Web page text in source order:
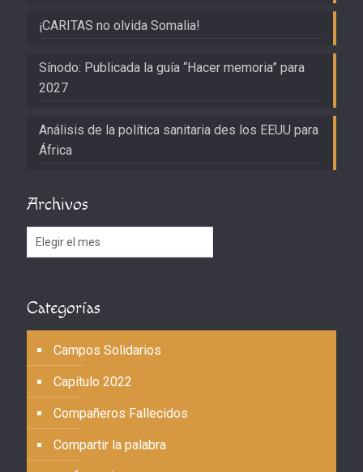
¡CARITAS no olvida Somalia!
Sínodo: Publicada la guía “Hacer memoria” para
2027
Análisis de la política sanitaria des los EEUU para
África
Archivos
Archivos
Categorías
Campos Solidarios
Capítulo 2022
Compañeros Fallecidos
Compartir la palabra